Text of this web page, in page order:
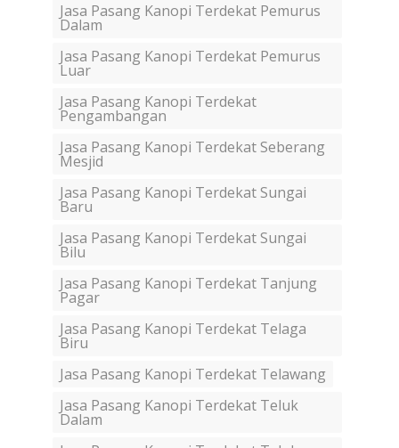
Jasa Pasang Kanopi Terdekat Pemurus
Dalam
Jasa Pasang Kanopi Terdekat Pemurus
Luar
Jasa Pasang Kanopi Terdekat
Pengambangan
Jasa Pasang Kanopi Terdekat Seberang
Mesjid
Jasa Pasang Kanopi Terdekat Sungai
Baru
Jasa Pasang Kanopi Terdekat Sungai
Bilu
Jasa Pasang Kanopi Terdekat Tanjung
Pagar
Jasa Pasang Kanopi Terdekat Telaga
Biru
Jasa Pasang Kanopi Terdekat Telawang
Jasa Pasang Kanopi Terdekat Teluk
Dalam